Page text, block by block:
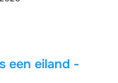
een eiland -